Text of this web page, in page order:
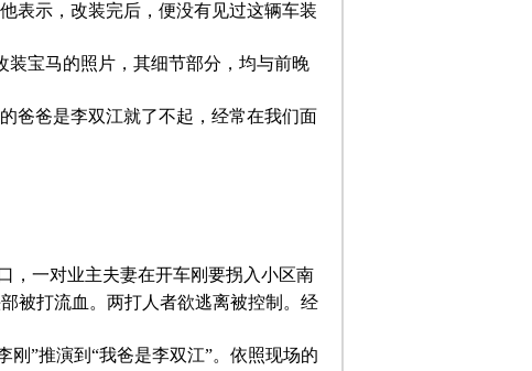
表示，改装完后，便没有见过这辆车装
装宝马的照片，其细节部分，均与前晚
爸爸是李双江就了不起，经常在我们面
，一对业主夫妻在开车刚要拐入小区南
被打流血。两打人者欲逃离被控制。经
刚”推演到“我爸是李双江”。依照现场的